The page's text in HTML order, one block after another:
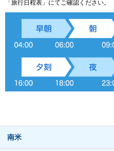
「旅行日程表」にてご確認ください。
南米